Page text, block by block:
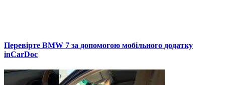
Перевірте BMW 7 за допомогою мобільного додатку
inCarDoc